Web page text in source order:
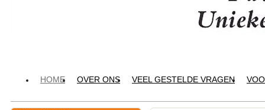
HOME OVER ONS VEEL GESTELDE VRAGEN